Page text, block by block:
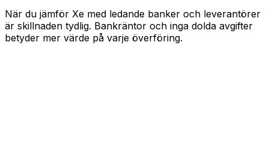
När du jämför Xe med ledande banker och leverantörer
är skillnaden tydlig. Bankräntor och inga dolda avgifter
betyder mer värde på varje överföring.